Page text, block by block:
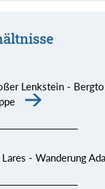
Lenkstein -
- Wanderung